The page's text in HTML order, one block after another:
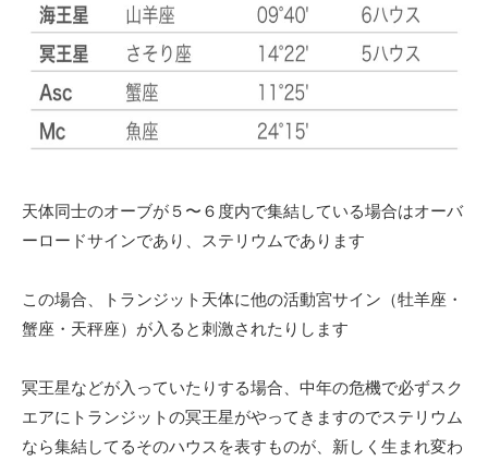
天体同士のオーブが５〜６度内で集結している場合はオーバ
ーロードサインであり、ステリウムであります
この場合、トランジット天体に他の活動宮サイン（牡羊座・
蟹座・天秤座）が入ると刺激されたりします
冥王星などが入っていたりする場合、中年の危機で必ずスク
エアにトランジットの冥王星がやってきますのでステリウム
なら集結してるそのハウスを表すものが、新しく生まれ変わ